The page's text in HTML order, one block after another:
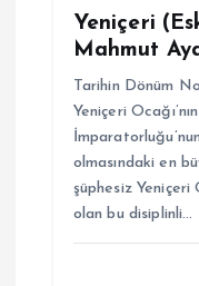
Yeniçeri
Mahmut
Tarihin Dönüm
Yeniçeri
olmasındaki en
şüphesiz Yeniçeri
olan bu disiplinli…